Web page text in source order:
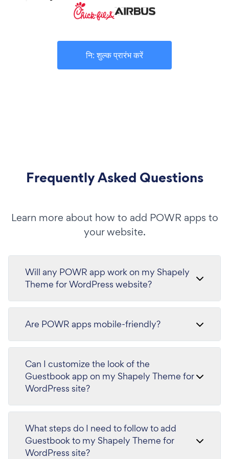
नि: शुल्क प्रारंभ करें
Frequently Asked Questions
Learn more about how to add POWR apps to
your website.
Will any POWR app work on my Shapely
Theme for WordPress website?
Are POWR apps mobile-friendly?
Can I customize the look of the
Guestbook app on my Shapely Theme for
WordPress site?
What steps do I need to follow to add
Guestbook to my Shapely Theme for
WordPress site?